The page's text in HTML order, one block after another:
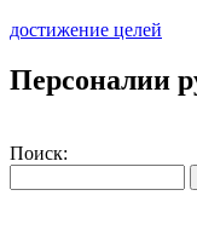
достижение целей
Персоналии
Поиск: